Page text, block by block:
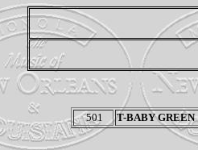
501 T-BABY GREEN